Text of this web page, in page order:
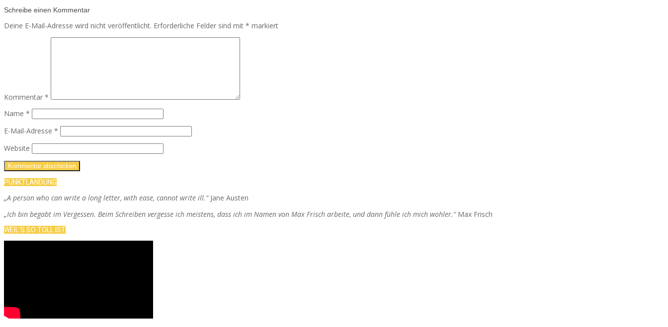
Schreibe einen Kommentar
Deine E-Mail-Adresse wird nicht veröffentlicht. Erforderliche Felder sind mit * markiert
Kommentar *
Name *
E-Mail-Adresse *
Website
PUNKTLANDUNG
„A person who can write a long letter, with ease, cannot write ill.“Jane Austen
„Ich bin begabt im Vergessen. Beim Schreiben vergesse ich meistens, dass ich im Namen von Max Frisch arbeite, und dann fühle ich mich wohler.“Max Frisch
WEIL’S SO TOLL IST